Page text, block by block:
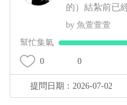
態還正常，24
怪了 勞煩醫生
的）結紮前已
完的一兩周基
原先只是床旁
電腦螢幕、電
常排尿）整個
善而且還越來
剛噴完牆壁不
怎麼解決 被噴
魚萱萱萱
幫忙集氣
0 0
提問日期：2026-07-02